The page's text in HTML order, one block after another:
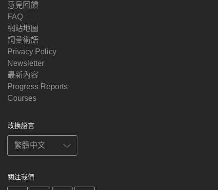
意見回饋
FAQ
網站地圖
詞彙術語
Privacy Policy
Newsletter
最新內容
Progress Reports
Courses
改換語言
關注我們